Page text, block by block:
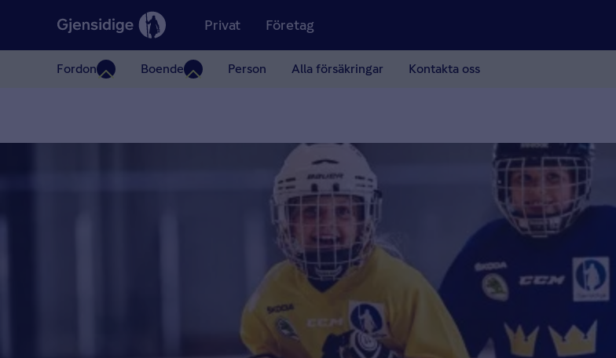
Privat
Fordon Boende Person Alla försäkringar Kontakta oss
Företag